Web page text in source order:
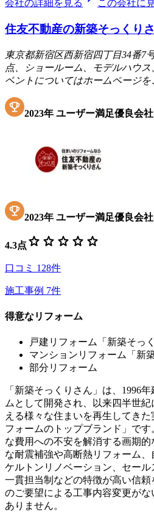
会社の詳細を見る この会社に
住友不動産の新築そっくり
東京都新宿区西新宿四丁目34番7
点、ショールーム、モデルハウ
ベントについてはホームページを
2023年 ユーザー満足優良会社
2023年 ユーザー満足優良会社
4.3点 star star star star star
口コミ 128件
施工事例 7件
得意なリフォーム
戸建リフォーム「新築そっ
マンションリフォーム「新
部分リフォーム
「新築そっくりさん」は、1996
ムとして開発され、以来四半世
える様々な住まいを再生してき
フォームのトップブランド」で
な費用への不安を解消する画期
な耐震補強や高断熱リフォーム
ケルトンリノベーション、セー
一貫担当制などの特徴が高い信
のご要望による工事内容変更が
ありません。